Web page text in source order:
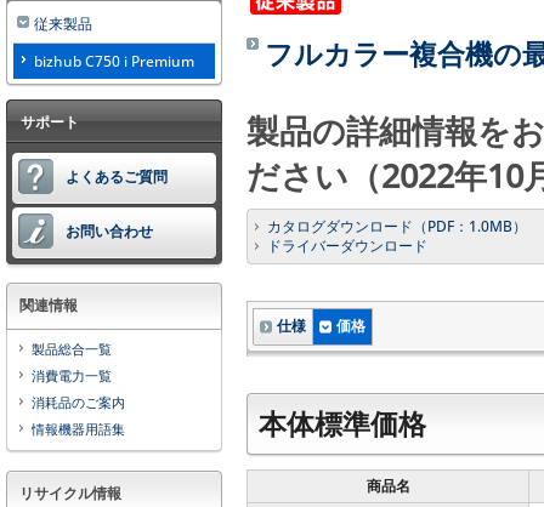
ン
ク
で
す
本
文
へ
移
動
し
ま
す
フルカラー複合機の
製品の詳細情報を
ださい（2022年10
カタログダウンロード（PDF：1.0MB）
ドライバーダウンロード
仕様 価格
本体標準価格
商品名
従来製品
bizhub C750 i Premium
サポート
よくあるご質問
お問い合わせ
関連情報
製品総合一覧
消費電力一覧
消耗品のご案内
情報機器用語集
リサイクル情報